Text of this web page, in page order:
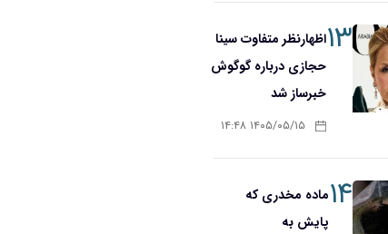
۱۳اظهارنظر متفاوت سینا
حجازی درباره گوگوش
خبرساز شد
۱۴۰۵/۰۵/۱۵ ۱۴:۴۸
۱۴ماده مخدری که
پایش به